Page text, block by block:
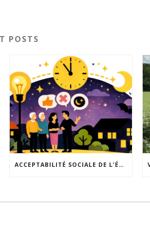
POSTS
ACCEPTABILITÉ SOCIALE DE L’ÉCLAIRAGE NOCTURNE : LE REPLAY EST DISPONIBLE